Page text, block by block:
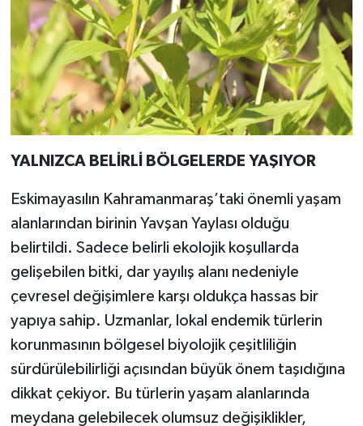
YALNIZCA BELİRLİ BÖLGELERDE YAŞIYOR
Eskimayasılın Kahramanmaraş’taki önemli yaşam
alanlarından birinin Yavşan Yaylası olduğu
belirtildi. Sadece belirli ekolojik koşullarda
gelişebilen bitki, dar yayılış alanı nedeniyle
çevresel değişimlere karşı oldukça hassas bir
yapıya sahip. Uzmanlar, lokal endemik türlerin
korunmasının bölgesel biyolojik çeşitliliğin
sürdürülebilirliği açısından büyük önem taşıdığına
dikkat çekiyor. Bu türlerin yaşam alanlarında
meydana gelebilecek olumsuz değişiklikler,